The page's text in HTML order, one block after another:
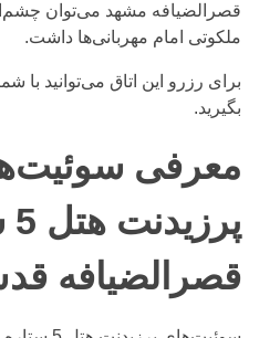
قصرالضیافه مشهد می‌توان
ملکوتی امام مهربانی‌ها داشت.
برای رزرو این اتاق می‌توانید با
بگیرید.
معرفی
قصرالضیافه